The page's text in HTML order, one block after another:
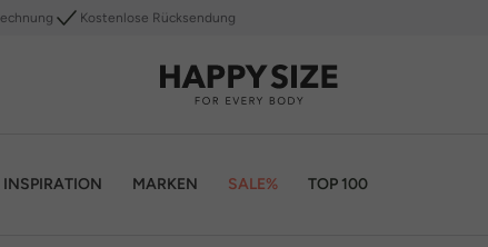
Kostenlose Rücksendung
INSPIRATION MARKEN SALE% TOP 100